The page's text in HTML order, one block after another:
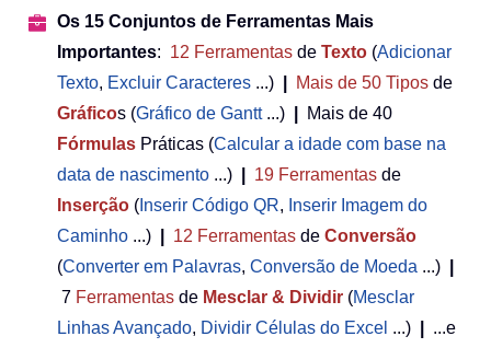
Os 15 Conjuntos de Ferramentas Mais
Importantes: 12 Ferramentas de Texto (Adicionar
Texto, Excluir Caracteres ...) Mais de 50 Tipos de
Gráficos (Gráfico de Gantt...)
Mais de 40
Fórmulas Práticas (Calcular a idade com base na
data de nascimento ...) 19 Ferramentas de
Inserção ( Inserir Código QR, Inserir Imagem do
Caminho ...) 12 Ferramentas de Conversão
(Converter em Palavras, Conversão de Moeda ...)
7 Ferramentas de Mesclar & Dividir (Mesclar
Linhas Avançado, Dividir Células do Excel ...)
...e